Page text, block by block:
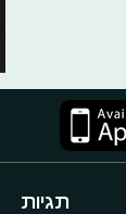
תגיות